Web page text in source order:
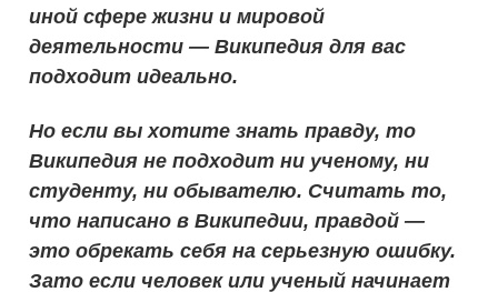
иной сфере жизни и мировой
деятельности — Википедия для вас
подходит идеально.
Но если вы хотите знать правду, то
Википедия не подходит ни ученому, ни
студенту, ни обывателю. Считать то,
что написано в Википедии, правдой —
это обрекать себя на серьезную ошибку.
Зато если человек или ученый начинает